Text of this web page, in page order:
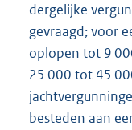
dergelijke
gevraagd; voor
oplopen tot 9
25 000 tot 45
besteden aan